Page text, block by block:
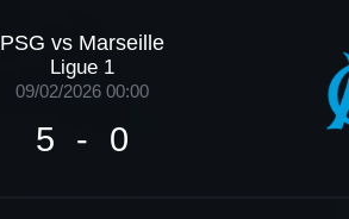
PSG vs Marseille
Ligue 1
09/02/2026 00:00
5 - 0